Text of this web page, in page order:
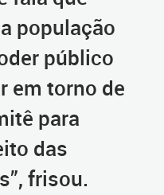
população
público
em torno de
para
das
frisou.